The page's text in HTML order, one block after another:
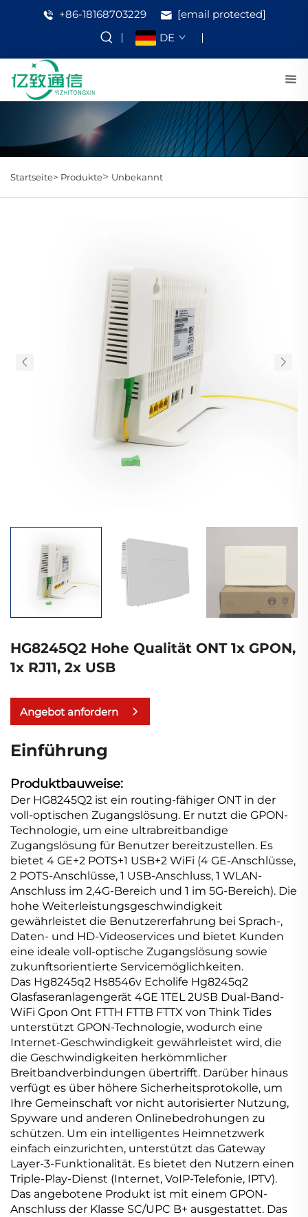
+86-18168703229
[email protected]
DE
Startseite> Produkte> Unbekannt
HG8245Q2 Hohe Qualität ONT 1x GPON,
1x RJ11, 2x USB
Angebot anfordern
Einführung
Produktbauweise:
Der HG8245Q2 ist ein routing-fähiger ONT in der
voll-optischen Zugangslösung. Er nutzt die GPON-
Technologie, um eine ultrabreitbandige
Zugangslösung für Benutzer bereitzustellen. Es
bietet 4 GE+2 POTS+1 USB+2 WiFi (4 GE-Anschlüsse,
2 POTS-Anschlüsse, 1 USB-Anschluss, 1 WLAN-
Anschluss im 2,4G-Bereich und 1 im 5G-Bereich). Die
hohe Weiterleistungsgeschwindigkeit
gewährleistet die Benutzererfahrung bei Sprach-,
Daten- und HD-Videoservices und bietet Kunden
eine ideale voll-optische Zugangslösung sowie
zukunftsorientierte Servicemöglichkeiten.
Das Hg8245q2 Hs8546v Echolife Hg8245q2
Glasfaseranlagengerät 4GE 1TEL 2USB Dual-Band-
WiFi Gpon Ont FTTH FTTB FTTX von Think Tides
unterstützt GPON-Technologie, wodurch eine
Internet-Geschwindigkeit gewährleistet wird, die
die Geschwindigkeiten herkömmlicher
Breitbandverbindungen übertrifft. Darüber hinaus
verfügt es über höhere Sicherheitsprotokolle, um
Ihre Gemeinschaft vor nicht autorisierter Nutzung,
Spyware und anderen Onlinebedrohungen zu
schützen. Um ein intelligentes Heimnetzwerk
einfach einzurichten, unterstützt das Gateway
Layer-3-Funktionalität. Es bietet den Nutzern einen
Triple-Play-Dienst (Internet, VoIP-Telefonie, IPTV).
Das angebotene Produkt ist mit einem GPON-
Anschluss der Klasse SC/UPC B+ ausgestattet. Das